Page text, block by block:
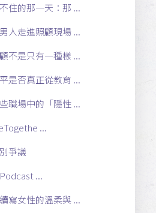
住的那一天：那 ...
人走進照顧現場 ...
不是只有一種樣 ...
是否真正從教育 ...
職場中的「隱性 ...
...
爭議
...
寫女性的溫柔與 ...